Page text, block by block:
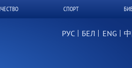
СПОРТ
РУС БЕЛ